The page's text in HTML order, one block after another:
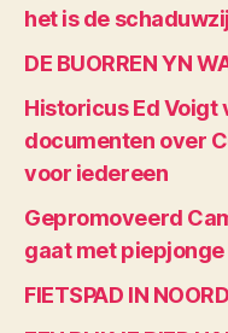
het is de
DE BUORREN YN
Historicus Ed Voigt
documenten over
voor iedereen
Gepromoveerd
gaat met
FIETSPAD IN